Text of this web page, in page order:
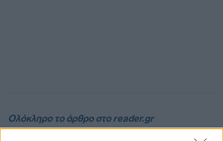
Ολόκληρο το άρθρο στο reader.gr